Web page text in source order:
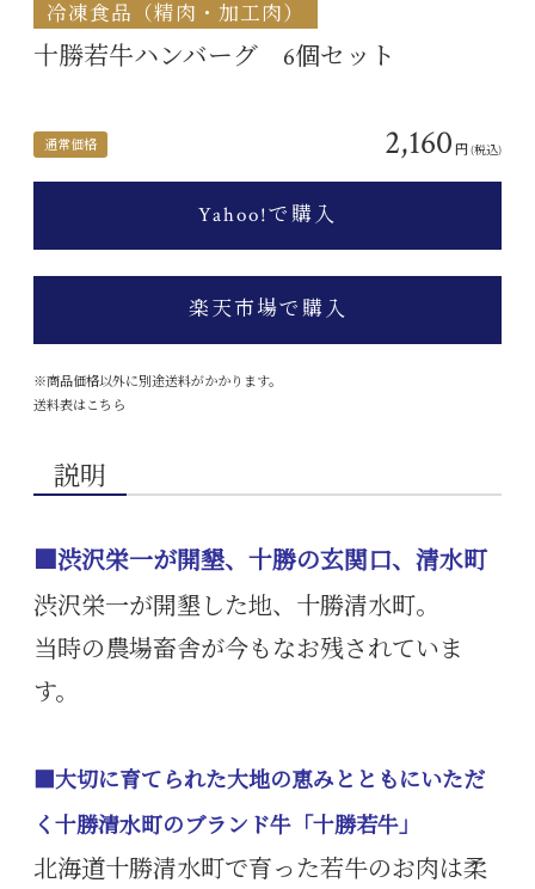
冷凍食品（精肉・加工肉）
十勝若牛ハンバーグ 6個セット
通常価格 2,160 円(税込)
Yahoo!で購入
楽天市場で購入
※商品価格以外に別途送料がかかります。
送料表はこちら
説明
■渋沢栄一が開墾、十勝の玄関口、清水町
渋沢栄一が開墾した地、十勝清水町。
当時の農場畜舎が今もなお残されていま
す。
■大切に育てられた大地の恵みとともにいただ
く十勝清水町のブランド牛「十勝若牛」
北海道十勝清水町で育った若牛のお肉は柔